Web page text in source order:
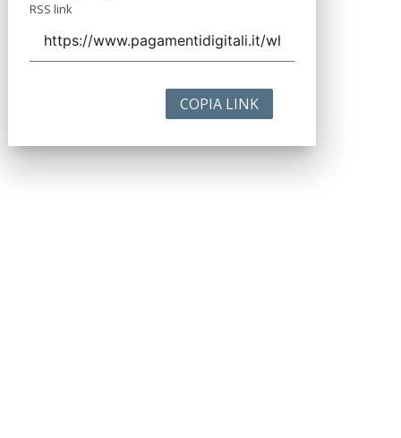
RSS link
COPIA LINK